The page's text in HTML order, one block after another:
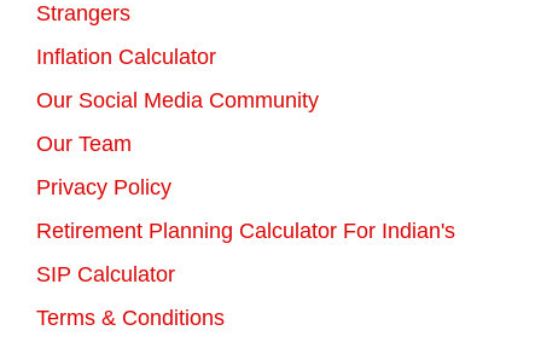
Strangers
Inflation Calculator
Our Social Media Community
Our Team
Privacy Policy
Retirement Planning Calculator For Indian's
SIP Calculator
Terms & Conditions